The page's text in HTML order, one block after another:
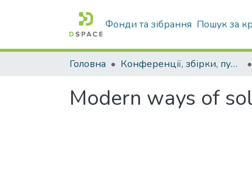
Фонди та зібрання Пошук за
Головна Конференції, збірки, публікації молодих вчених і здобувачів : магістрів, бакалаврів, аспірантів.
Modern ways of